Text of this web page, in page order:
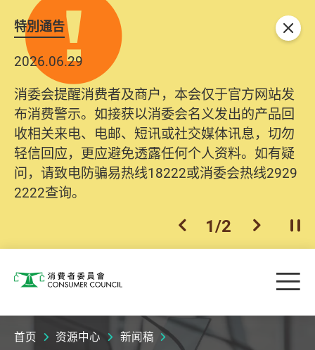
特別通告
2026.06.29
消委会提醒消费者及商户，本会仅于官方网站发
布消费警示。如接获以消委会名义发出的产品回
收相关来电、电邮、短讯或社交媒体讯息，切勿
轻信回应，更应避免透露任何个人资料。如有疑
问，请致电防骗易热线18222或消委会热线2929
2222查询。
上一个
1/2 下一个开
关闭
消费者委员会 目
首页 资源中心 新闻稿